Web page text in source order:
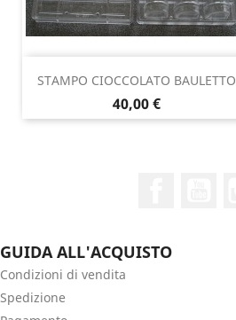
STAMPO CIOCCOLATO BAULETTO
Prezzo
40,00 €
GUIDA ALL'ACQUISTO
Condizioni di vendita
Spedizione